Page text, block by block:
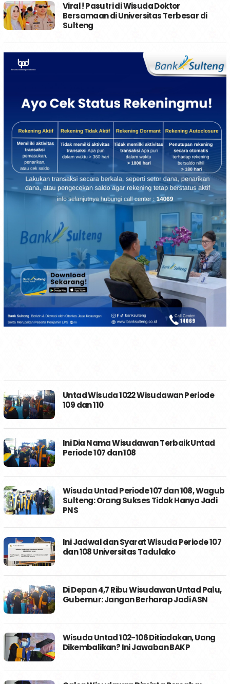
Viral ! Pasutri di Wisuda Doktor
Bersamaan di Universitas Terbesar di
Sulteng
Untad Wisuda 1022 Wisudawan Periode
109 dan 110
Ini Dia Nama Wisudawan Terbaik Untad
Periode 107 dan 108
Wisuda Untad Periode 107 dan 108, Wagub
Sulteng: Orang Sukses Tidak Hanya Jadi
PNS
Ini Jadwal dan Syarat Wisuda Periode 107
dan 108 Universitas Tadulako
Di Depan 4,7 Ribu Wisudawan Untad Palu,
Gubernur: Jangan Berharap Jadi ASN
Wisuda Untad 102-106 Ditiadakan, Uang
Dikembalikan? Ini Jawaban BAKP